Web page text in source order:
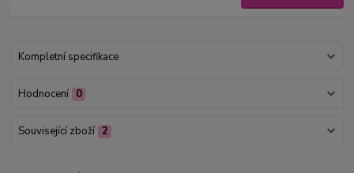
Kompletní specifikace
Hodnocení 0
Související zboží 2